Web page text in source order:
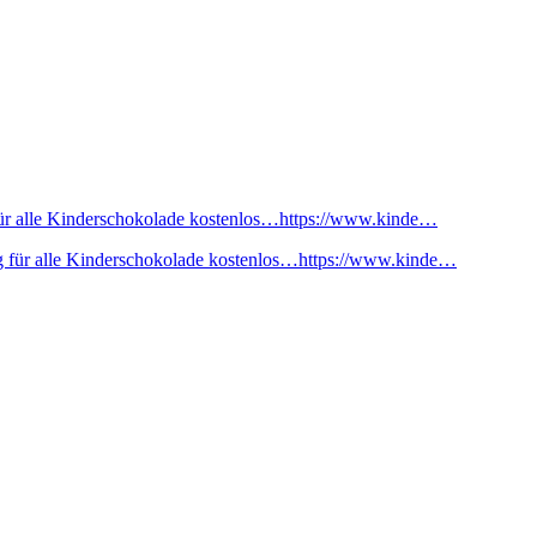
alle Kinderschokolade kostenlos…https://www.kinde…
für alle Kinderschokolade kostenlos…https://www.kinde…